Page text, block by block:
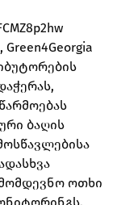
ბაღის
ოთხი